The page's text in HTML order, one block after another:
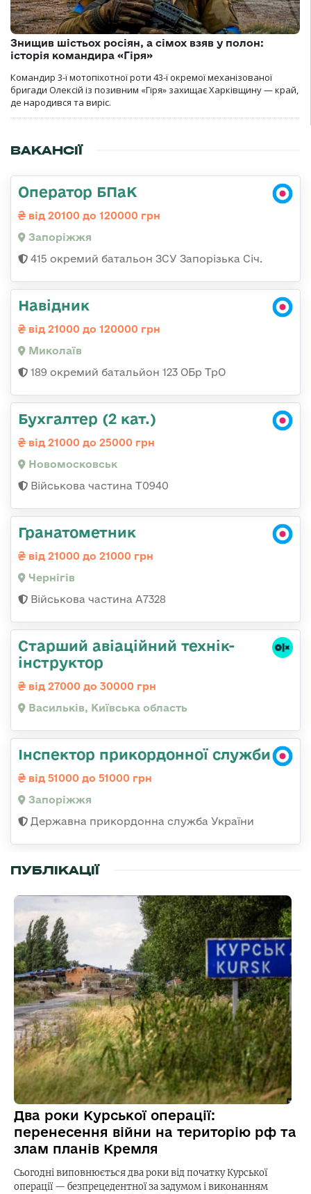
Знищив шістьох росіян, а сімох взяв у полон:
історія командира «Гіря»
Командир 3-ї мотопіхотної роти 43-ї окремої механізованої
бригади Олексій із позивним «Гіря» захищає Харківщину — край,
де народився та виріс.
ВАКАНСІЇ
Оператор БПаК
від 20100 до 120000 грн
Запоріжжя
415 окремий батальон ЗСУ Запорізька Січ.
Навідник
від 21000 до 120000 грн
Миколаїв
189 окремий батальйон 123 ОБр ТрО
Бухгалтер (2 кат.)
від 21000 до 25000 грн
Новомосковськ
Військова частина Т0940
Гранатометник
від 21000 до 21000 грн
Чернігів
Військова частина А7328
Старший авіаційний технік-
інструктор
від 27000 до 30000 грн
Васильків, Київська область
Інспектор прикордонної служби
від 51000 до 51000 грн
Запоріжжя
Державна прикордонна служба України
ПУБЛІКАЦІЇ
Два роки Курської операції:
перенесення війни на територію рф та
злам планів Кремля
Сьогодні виповнюється два роки від початку Курської
операції — безпрецедентної за задумом і виконанням